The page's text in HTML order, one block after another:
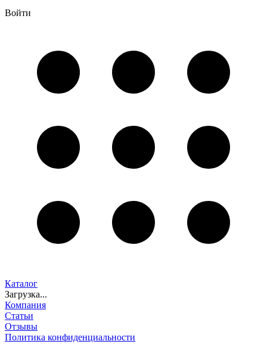
Войти
Каталог
Загрузка...
Компания
Статьи
Отзывы
Политика конфиденциальности